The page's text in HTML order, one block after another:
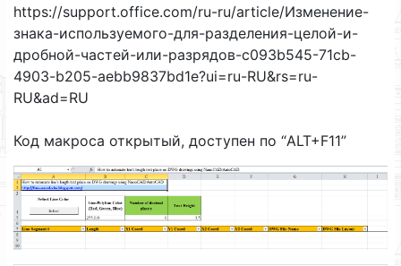
https://support.office.com/ru-ru/article/Изменение-
знака-используемого-для-разделения-целой-и-
дробной-частей-или-разрядов-c093b545-71cb-
4903-b205-aebb9837bd1e?ui=ru-RU&rs=ru-
RU&ad=RU
Код макроса открытый, доступен по “ALT+F11”